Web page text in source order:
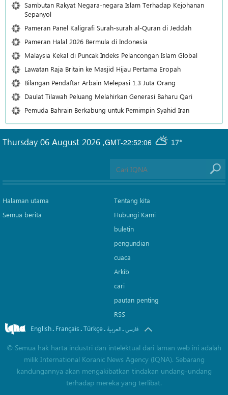
Sambutan Rakyat Negara-negara Islam Terhadap Kejohanan
Sepanyol
Pameran Panel Kaligrafi Surah-surah al-Quran di Jeddah
Pameran Halal 2026 Bermula di Indonesia
Malaysia Kekal di Puncak Indeks Pelancongan Islam Global
Lawatan Raja Britain ke Masjid Hijau Pertama Eropah
Bilangan Pendaftar Arbain Melepasi 1.3 Juta Orang
Daulat Tilawah Peluang Melahirkan Generasi Baharu Qari
Pemuda Bahrain Berkabung untuk Pemimpin Syahid Iran
GMT-22:52:06 17°
Thursday 06 August 2026 ,
Halaman utama
Semua berita
Tentang kita
Hubungi Kami
buletin
pengundian
cuaca
Arkib
cari
pautan penting
RSS
English. Français.Türkçe. العربیة.فارسی
© Semua hak harta industri dan intelektual dari laman web ini adalah
milik International Koranic News Agency (IQNA). Sebarang
kandungannya akan mengakibatkan tindakan undang-undang
terhadap mereka yang terlibat.